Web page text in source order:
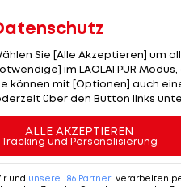
in Peking
dass ich die Gegnerin
umzugehen."
Weg ist das Ziel. "Es
Sie [Alle Akzeptieren] um
im LAOLA1 PUR
können mit [Optionen] auch
über den Button links
ALLE AKZEPTIEREN
Tracking und Personalisierung
und unsere 186 Partner verarbeiten